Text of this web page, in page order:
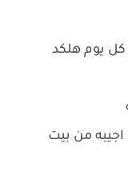
كل يوم هلكد
من بيت